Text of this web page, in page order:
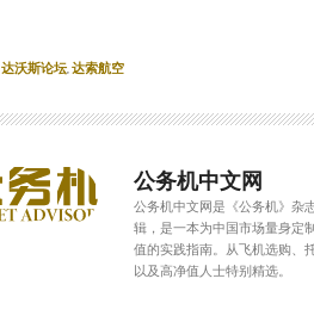
达沃斯论坛,达索航空
公务机中文网
公务机中文网是《公务机》杂
辑，是一本为中国市场量身定
值的实践指南。从飞机选购、
以及高净值人士特别精选。